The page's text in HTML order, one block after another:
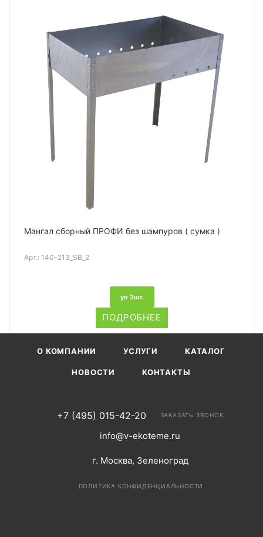
Мангал сборный ПРОФИ без шампуров ( сумка )
Арт.: 140-213_SB_2
уп 2шт.
ПОДРОБНЕЕ
О КОМПАНИИ УСЛУГИ КАТАЛОГ
НОВОСТИ КОНТАКТЫ
+7 (495) 015-42-20 ЗАКАЗАТЬ ЗВОНОК
info@v-ekoteme.ru
г. Москва, Зеленоград
ПОЛИТИКА КОНФИДЕНЦИАЛЬНОСТИ